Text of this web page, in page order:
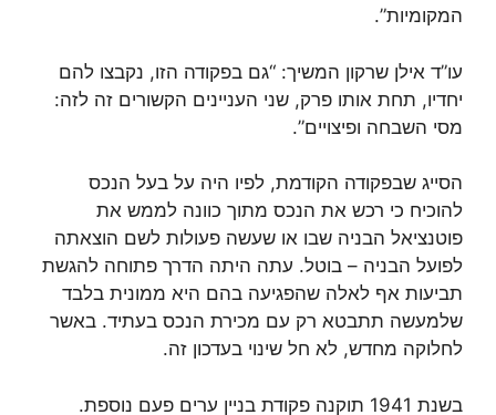
המקומיות”.
עו”ד אילן שרקון המשיך: “גם בפקודה הזו, נקבצו להם
יחדיו, תחת אותו פרק, שני העניינים הקשורים זה לזה:
מסי השבחה ופיצויים”.
הסייג שבפקודה הקודמת, לפיו היה על בעל הנכס
להוכיח כי רכש את הנכס מתוך כוונה לממש את
פוטנציאל הבניה שבו או שעשה פעולות לשם הוצאתה
לפועל הבניה – בוטל. עתה היתה הדרך פתוחה להגשת
תביעות אף לאלה שהפגיעה בהם היא ממונית בלבד
שלמעשה תתבטא רק עם מכירת הנכס בעתיד. באשר
לחלוקה מחדש, לא חל שינוי בעדכון זה.
בשנת 1941 תוקנה פקודת בניין ערים פעם נוספת.